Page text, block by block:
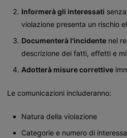
Informerà gli interessati
violazione presenta un rischio
Documenterà l'incidente nel
descrizione dei fatti, effetti e
Adotterà misure correttive
Le comunicazioni includeranno:
Natura della violazione
Categorie e numero di